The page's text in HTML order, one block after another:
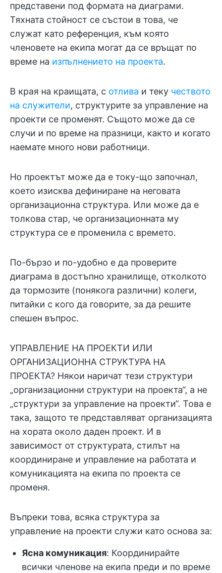
представени под формата на диаграми.
Тяхната стойност се състои в това, че
служат като референция, към която
членовете на екипа могат да се връщат по
време на изпълнението на проекта.
В края на краищата, с отлива и теку чеството
на служители, структурите за управление на
проекти се променят. Същото може да се
случи и по време на празници, както и когато
наемате много нови работници.
Но проектът може да е току-що започнал,
което изисква дефиниране на неговата
организационна структура. Или може да е
толкова стар, че организационната му
структура се е променила с времето.
По-бързо и по-удобно е да проверите
диаграма в достъпно хранилище, отколкото
да тормозите (понякога различни) колеги,
питайки с кого да говорите, за да решите
спешен въпрос.
УПРАВЛЕНИЕ НА ПРОЕКТИ ИЛИ
ОРГАНИЗАЦИОННА СТРУКТУРА НА
ПРОЕКТА? Някои наричат тези структури
„организационни структури на проекта“, а не
„структури за управление на проекти“. Това е
така, защото те представляват организацията
на хората около даден проект. И в
зависимост от структурата, стилът на
координиране и управление на работата и
комуникацията на екипа по проекта се
променя.
Въпреки това, всяка структура за
управление на проекти служи като основа за:
Ясна комуникация: Координирайте
всички членове на екипа преди и по време